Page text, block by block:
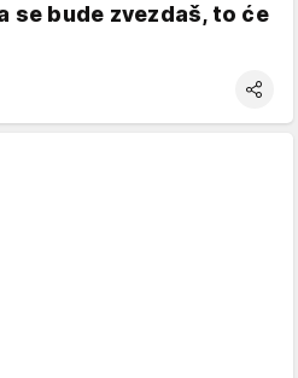
se bude zvezdaš, to će